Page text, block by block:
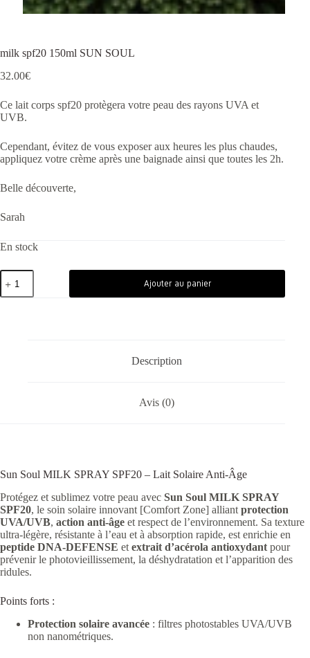
milk spf20 150ml SUN SOUL
32.00€
Ce lait corps spf20 protègera votre peau des rayons UVA et
UVB.
Cependant, évitez de vous exposer aux heures les plus chaudes,
appliquez votre crème après une baignade ainsi que toutes les 2h.
Belle découverte,
Sarah
En stock
Ajouter au panier
Description
Avis (0)
Sun Soul MILK SPRAY SPF20 – Lait Solaire Anti-Âge
Protégez et sublimez votre peau avec Sun Soul MILK SPRAY
SPF20, le soin solaire innovant [Comfort Zone] alliant protection
UVA/UVB, action anti-âge et respect de l’environnement. Sa texture
ultra-légère, résistante à l’eau et à absorption rapide, est enrichie en
peptide DNA-DEFENSE et extrait d’acérola antioxydant pour
prévenir le photovieillissement, la déshydratation et l’apparition des
ridules.
Points forts :
Protection solaire avancée : filtres photostables UVA/UVB
non nanométriques.